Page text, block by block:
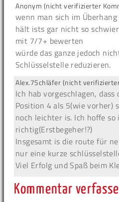
Anonym (nicht verifizierter
wenn man sich im
hält ists gar nicht so
mit 7/7+ bewerten
würde das ganze jedoch
Schlüsselstelle reduzieren.
Alex.7Schläfer (nicht
Ich hab vorgeschlagen,
Position 4 als 5(wie vorher)
noch leichter is. Ich hoffe so
richtig(Erstbegeher!?)
Insgesamt is die route für
nur eine kurze
Viel Erfolg und Spaß beim
Kommentar